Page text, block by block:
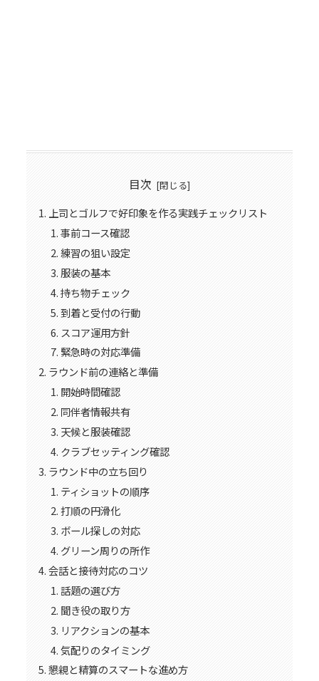
目次
上司とゴルフで好印象を作る実践チェックリスト
事前コース確認
練習の狙い設定
服装の基本
持ち物チェック
到着と受付の行動
スコア運用方針
緊急時の対応準備
ラウンド前の連絡と準備
開始時間確認
同伴者情報共有
天候と服装確認
クラブセッティング確認
ラウンド中の立ち回り
ティショットの順序
打順の円滑化
ボール探しの対応
グリーン周りの所作
会話と接待対応のコツ
話題の選び方
聞き役の取り方
リアクションの基本
気配りのタイミング
懇親と精算のスマートな進め方